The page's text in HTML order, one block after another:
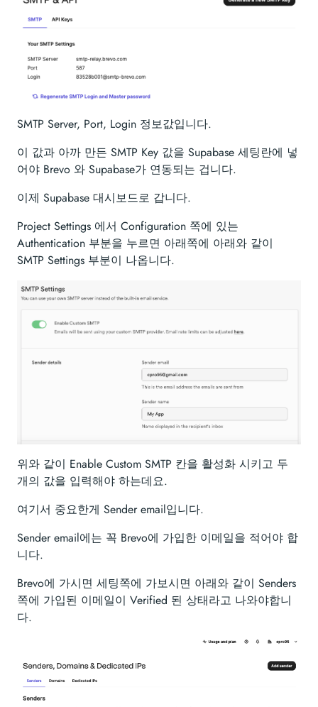
SMTP Server, Port, Login 정보값입니다.
이 값과 아까 만든 SMTP Key 값을 Supabase 세팅란에 넣
어야 Brevo 와 Supabase가 연동되는 겁니다.
이제 Supabase 대시보드로 갑니다.
Project Settings 에서 Configuration 쪽에 있는
Authentication 부분을 누르면 아래쪽에 아래와 같이
SMTP Settings 부분이 나옵니다.
위와 같이 Enable Custom SMTP 칸을 활성화 시키고 두
개의 값을 입력해야 하는데요.
여기서 중요한게 Sender email입니다.
Sender email에는 꼭 Brevo에 가입한 이메일을 적어야 합
니다.
Brevo에 가시면 세팅쪽에 가보시면 아래와 같이 Senders
쪽에 가입된 이메일이 Verified 된 상태라고 나와야합니
다.